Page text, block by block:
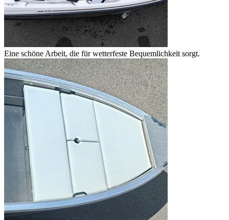
Eine schöne Arbeit, die für wetterfeste Bequemlichkeit sorgt.